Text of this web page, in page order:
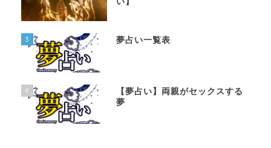
3 夢占い一覧表
4
【夢占い】両親がセックスする
夢